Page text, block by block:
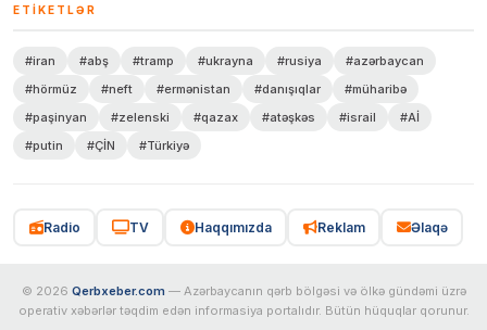
ETIKETLƏR
#iran #abş #tramp #ukrayna #rusiya
#azərbaycan
#hörmüz
#neft #ermənistan #danışıqlar
#müharibə
#paşinyan
#zelenski #qazax #atəşkəs #israil
#Aİ
#putin
#ÇİN #Türkiyə
Radio TV Haqqımızda Reklam Əlaqə
© 2026 Qerbxeber.com — Azərbaycanın qərb bölgəsi və ölkə gündəmi üzrə
operativ xəbərlər təqdim edən informasiya portalıdır. Bütün hüquqlar qorunur.